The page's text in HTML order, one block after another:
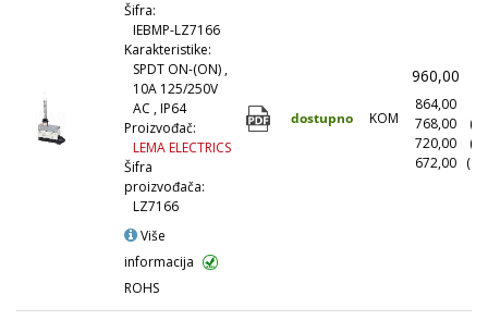
Šifra:
IEBMP-LZ7166
Karakteristike:
SPDT ON-(ON) ,
10A 125/250V
AC , IP64
Proizvođač:
LEMA ELECTRICS
Šifra
proizvođača:
LZ7166
Više
informacija
ROHS
dostupno KOM
960,00
864,00
768,00
720,00
672,00